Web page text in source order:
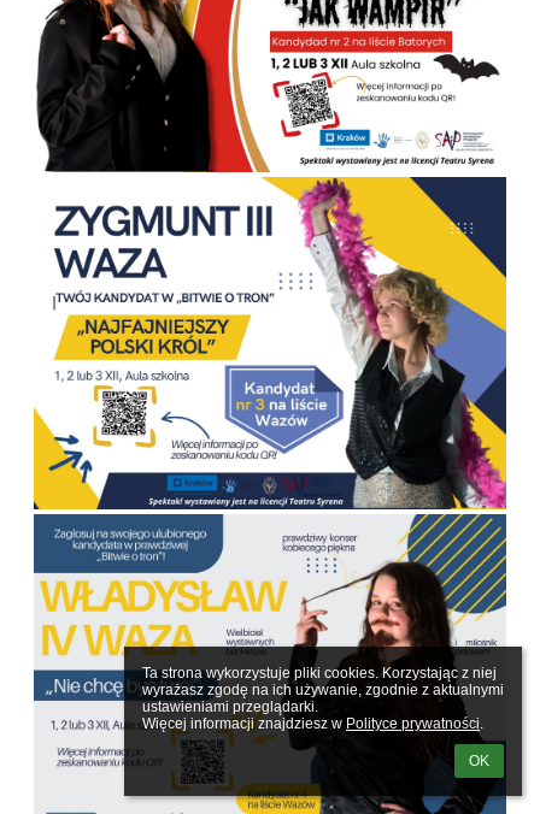
Ta strona wykorzystuje pliki cookies. Korzystając z niej
wyrażasz zgodę na ich używanie, zgodnie z aktualnymi
ustawieniami przeglądarki.
Więcej informacji znajdziesz w Polityce prywatności.
OK